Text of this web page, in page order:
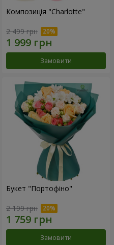
Композиція "Charlotte"
2 499 грн
Замовити
Букет "Портофіно"
2 199 грн
Замовити